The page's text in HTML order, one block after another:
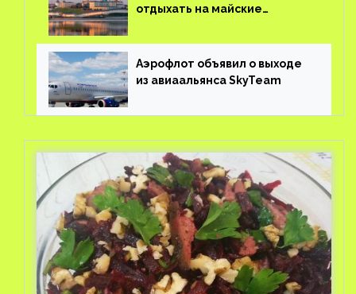
отдыхать на майские
Аэрофлот объявил о выходе
из авиаальянса SkyTeam